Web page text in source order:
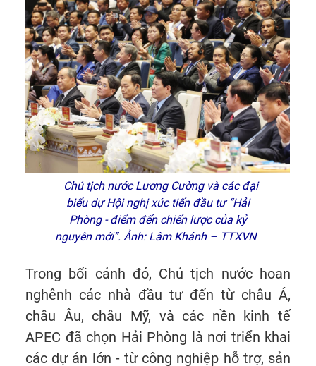
Chủ tịch nước Lương Cường và các đại
biểu dự Hội nghị xúc tiến đầu tư “Hải
Phòng - điểm đến chiến lược của kỷ
nguyên mới”. Ảnh: Lâm Khánh – TTXVN
Trong bối cảnh đó, Chủ tịch nước hoan
nghênh các nhà đầu tư đến từ châu Á,
châu Âu, châu Mỹ, và các nền kinh tế
APEC đã chọn Hải Phòng là nơi triển khai
các dự án lớn - từ công nghiệp hỗ trợ, sản